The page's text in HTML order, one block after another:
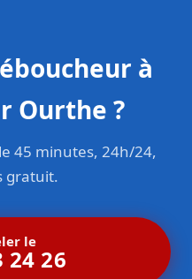
à
Ourthe ?
45 minutes, 24h/24,
gratuit.
le
24 26